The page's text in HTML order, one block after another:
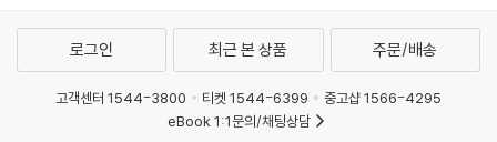
로그인 최근 본 상품 주문/배송
고객센터 1544-3800 티켓 1544-6399
중고샵 1566-4295
eBook 1:1문의/채팅상담